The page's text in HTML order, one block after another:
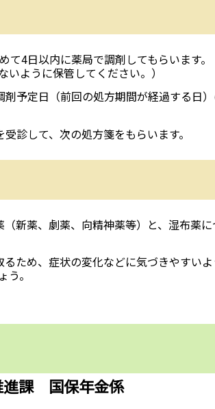
て4日以内に薬局で調剤してもらいます
ように保管してください。）
予定日（前回の処方期間が経過する日
診して、次の処方箋をもらいます。
新薬、劇薬、向精神薬等）と、湿布薬
ため、症状の変化などに気づきやすいよ
。
課 国保年金係